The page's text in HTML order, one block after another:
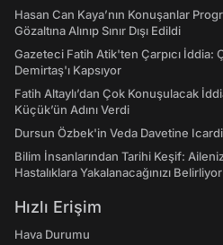
Hasan Can Kaya’nın Konuşanlar
Gözaltına Alınıp Sınır Dışı Edildi
Gazeteci Fatih Atik'ten Çarpıcı İddia:
Demirtaş'ı Kapsıyor
Fatih Altaylı’dan Çok Konuşulacak
Küçük’ün Adını Verdi
Dursun Özbek'in Veda Davetine
Bilim İnsanlarından Tarihi Keşif:
Hastalıklara Yakalanacağınızı Belirliyor
Hızlı Erişim
Hava Durumu